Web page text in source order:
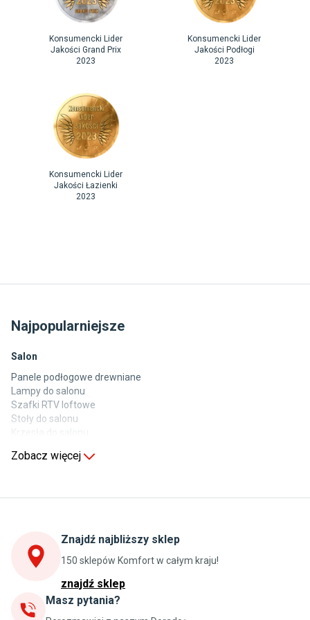
Konsumencki Lider
Jakości Grand Prix
2023
Konsumencki Lider
Jakości Podłogi
2023
Konsumencki Lider
Jakości Łazienki
2023
Najpopularniejsze
Salon
Panele podłogowe drewniane
Lampy do salonu
Szafki RTV loftowe
Stoły do salonu
Stoły do kuchni
Szafki kuchenne wiszące (górne)
Szafki pod zlewozmywak
Blaty kuchenne laminowane
Jadalnia
Zobacz więcej
Znajdź najbliższy sklep
150 sklepów Komfort w całym kraju!
znajdź sklep
Masz pytania?